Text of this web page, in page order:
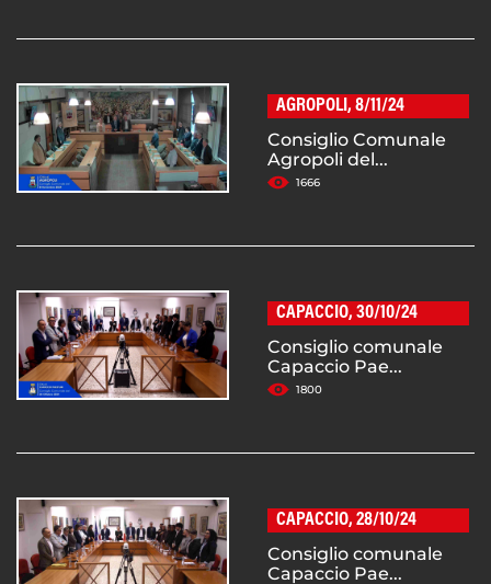
AGROPOLI, 8/11/24
Consiglio Comunale
Agropoli del...
1666
CAPACCIO, 30/10/24
Consiglio comunale
Capaccio Pae...
1800
CAPACCIO, 28/10/24
Consiglio comunale
Capaccio Pae...